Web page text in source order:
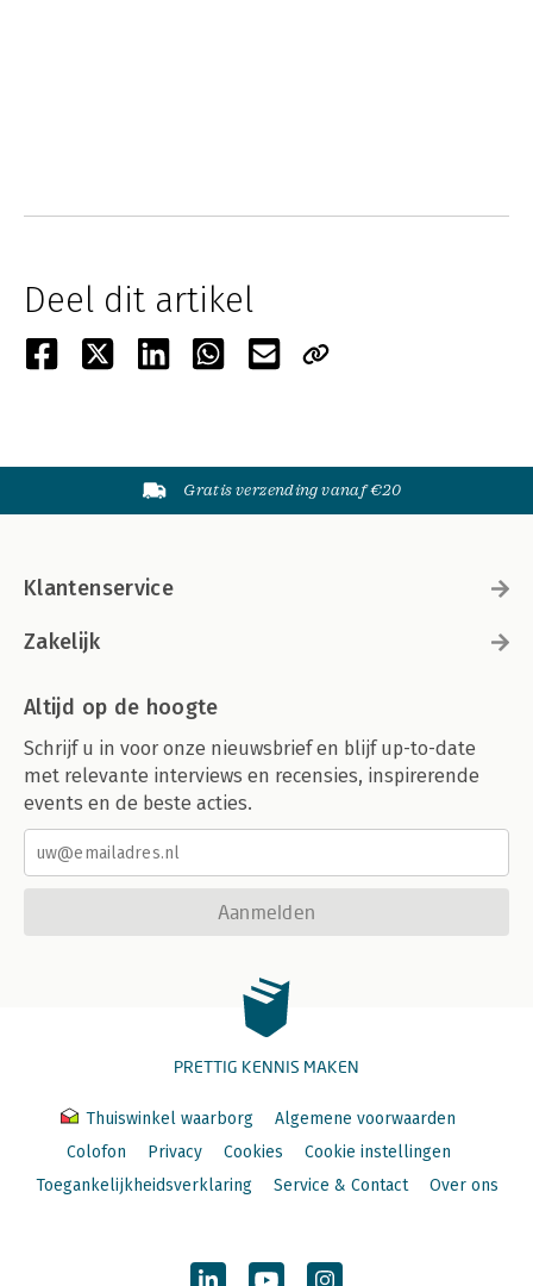
Deel dit artikel
Gratis verzending vanaf €20
Klantenservice
Zakelijk
Altijd op de hoogte
Schrijf u in voor onze nieuwsbrief en blijf up-to-date
met relevante interviews en recensies, inspirerende
events en de beste acties.
Aanmelden
PRETTIG KENNIS MAKEN
Thuiswinkel waarborg
Algemene voorwaarden
Colofon
Privacy Cookies
Cookie instellingen
Toegankelijkheidsverklaring
Service & Contact Over ons